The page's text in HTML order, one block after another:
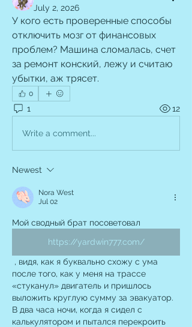
July 2, 2026
У кого есть проверенные способы
отключить мозг от финансовых
проблем? Машина сломалась, счет
за ремонт конский, лежу и считаю
убытки, аж трясет.
0
1 12
Write a comment...
Newest
Nora West
Jul 02
Мой сводный брат посоветовал
https://yardwin777.com/
, видя, как я буквально схожу с ума
после того, как у меня на трассе
«стуканул» двигатель и пришлось
выложить круглую сумму за эвакуатор.
В два часа ночи, когда я сидел с
калькулятором и пытался перекроить